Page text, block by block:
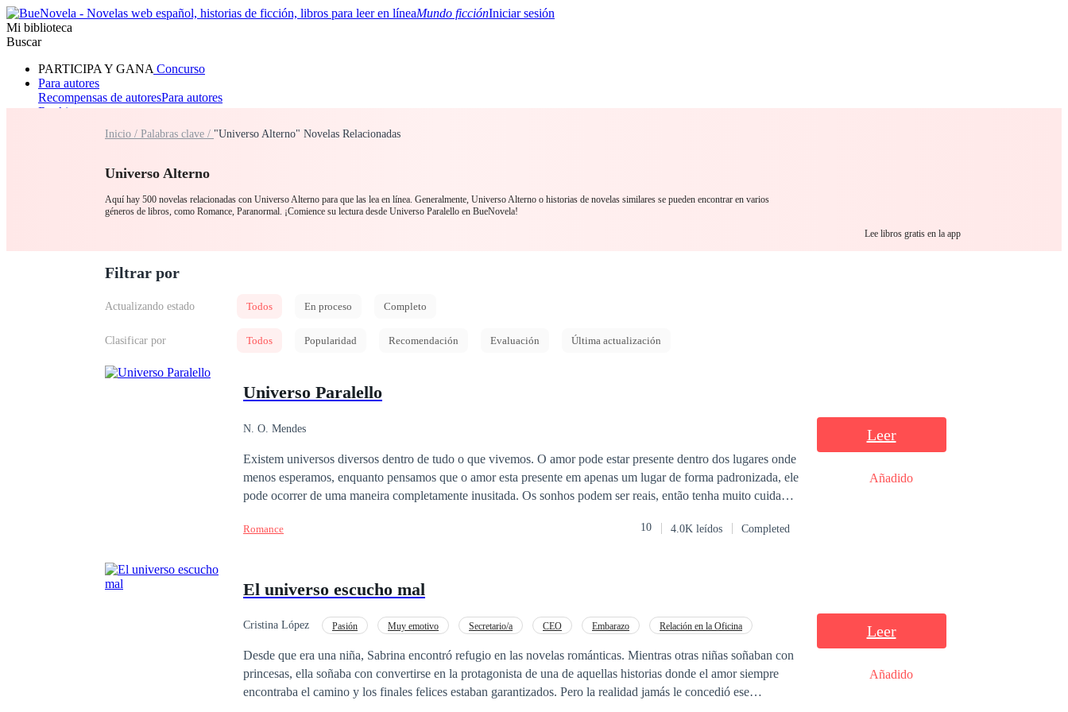
Mundo ficciónIniciar sesión
Mi biblioteca
Buscar
PARTICIPA Y GANA Concurso
Para autores
Recompensas de autoresPara autores
Ranking
RomanceHombre loboMafia
Inicio / Palabras clave / "Universo Alterno" Novelas Relacionadas
Universo Alterno
Aquí hay 500 novelas relacionadas con Universo Alterno para que las lea en línea. Generalmente, Universo Alterno o historias de novelas similares se pueden encontrar en varios
géneros de libros, como Romance, Paranormal. ¡Comience su lectura desde Universo Paralello en BueNovela!
Lee libros gratis en la app
Filtrar por
Actualizando estado Todos En proceso Completo
Clasificar por Todos Popularidad Recomendación Evaluación Última actualización
Universo Paralello
N. O. Mendes
Existem universos diversos dentro de tudo o que vivemos. O amor pode estar presente dentro dos lugares onde
menos esperamos, enquanto pensamos que o amor esta presente em apenas um lugar de forma padronizada, ele
pode ocorrer de uma maneira completamente inusitada. Os sonhos podem ser reais, então tenha muito cuidado
livres, a vida real pode nos prender. O Marcos e a Samanta tem muito o que aprender e dependendo da forma
Romance 10 4.0K leídos Completed
Leer
Añadido
El universo escucho mal
Cristina López Pasión Muy emotivo Secretario/a CEO Embarazo
Relación en la Oficina
Desde que era una niña, Sabrina encontró refugio en las novelas románticas. Mientras otras niñas soñaban con
princesas, ella soñaba con convertirse en la protagonista de una de aquellas historias donde el amor siempre
encontraba el camino y los finales felices estaban garantizados. Pero la realidad jamás le concedió ese
Leer
Añadido